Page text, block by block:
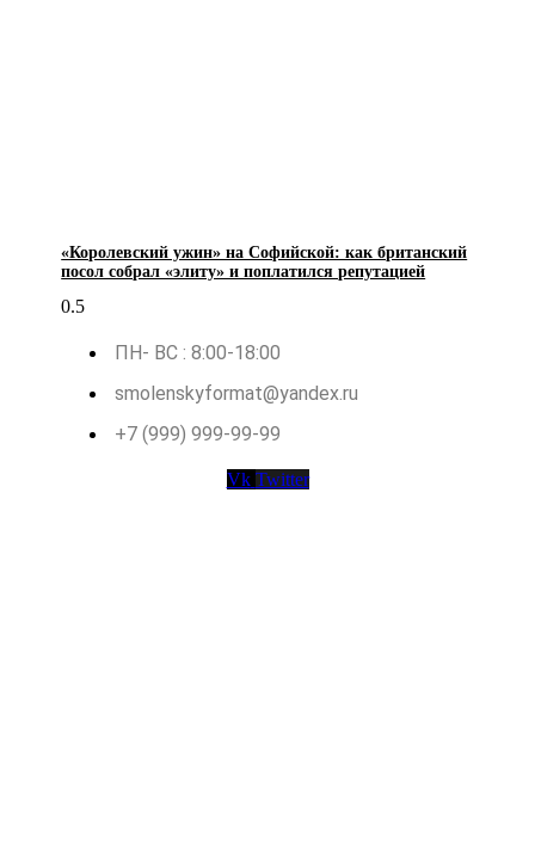
«Королевский ужин» на Софийской: как британский
посол собрал «элиту» и поплатился репутацией
ПН- ВС : 8:00-18:00
smolenskyformat@yandex.ru
+7 (999) 999-99-99
Vk Twitter